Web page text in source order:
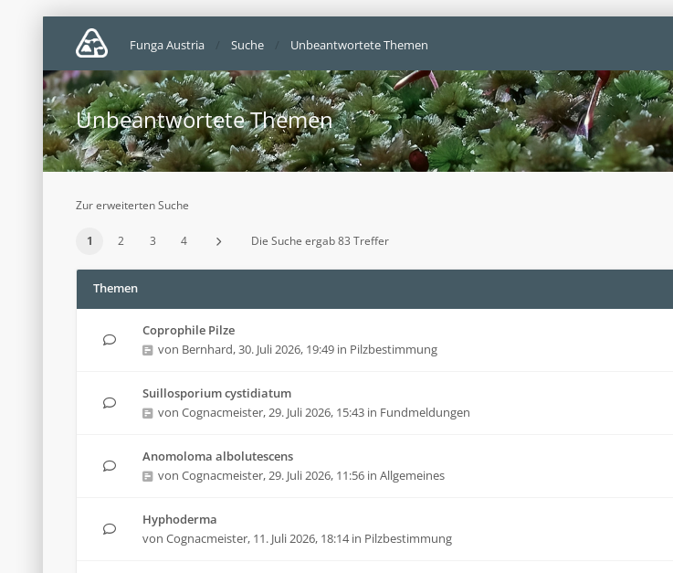
Funga Austria Suche Unbeantwortete Themen
Unbeantwortete Themen
Zur erweiterten Suche
1 2 3 4 Die Suche ergab 83 Treffer
Themen
Coprophile Pilze
von Bernhard,30. Juli 2026, 19:49 in Pilzbestimmung
Suillosporium cystidiatum
von Cognacmeister,29. Juli 2026, 15:43 in Fundmeldungen
Anomoloma albolutescens
von Cognacmeister,29. Juli 2026, 11:56 in Allgemeines
Hyphoderma
von Cognacmeister, 11. Juli 2026, 18:14in Pilzbestimmung